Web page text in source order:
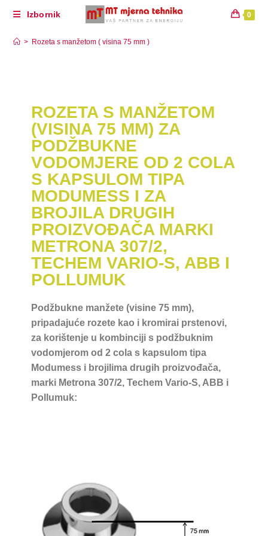
Izbornik 0
> Rozeta s manžetom ( visina 75 mm )
ROZETA S MANŽETOM
(VISINA 75 MM) ZA
PODŽBUKNE
VODOMJERE OD 2 COLA
S KAPSULOM TIPA
MODUMESS I ZA
BROJILA DRUGIH
PROIZVOĐAČA MARKI
METRONA 307/2,
TECHEM VARIO-S, ABB I
POLLUMUK
Podžbukne manžete (visine 75 mm),
pripadajuće rozete kao i kromirai prstenovi,
za korištenje u kombinciji s podžbuknim
vodomjerom od 2 cola s kapsulom tipa
Modumess i brojilima drugih proizvođača,
marki Metrona 307/2, Techem Vario-S, ABB i
Pollumuk: